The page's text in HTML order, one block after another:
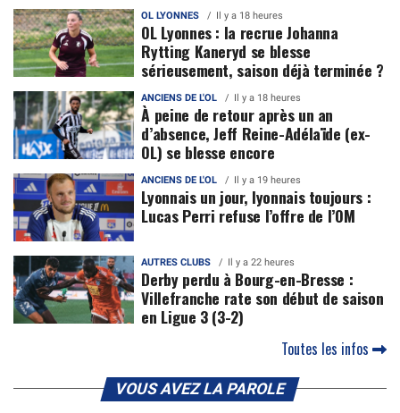
OL LYONNES Il y a 18 heures
OL Lyonnes : la recrue Johanna
Rytting Kaneryd se blesse
sérieusement, saison déjà terminée ?
ANCIENS DE L'OL Il y a 18 heures
À peine de retour après un an
d’absence, Jeff Reine-Adélaïde (ex-
OL) se blesse encore
ANCIENS DE L'OL Il y a 19 heures
Lyonnais un jour, lyonnais toujours :
Lucas Perri refuse l’offre de l’OM
AUTRES CLUBS Il y a 22 heures
Derby perdu à Bourg-en-Bresse :
Villefranche rate son début de saison
en Ligue 3 (3-2)
Toutes les infos
VOUS AVEZ LA PAROLE